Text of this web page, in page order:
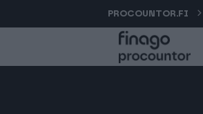
sisältöön
PROCOUNTOR.FI